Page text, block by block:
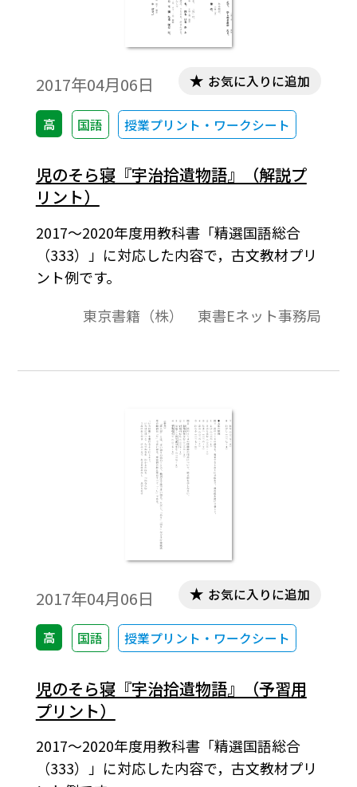
2017年04月06日
高 国語 授業プリント・ワークシート
お気に入りに追加
児のそら寝『宇治拾遺物語』（解説プ
リント）
2017～2020年度用教科書「精選国語総合
（333）」に対応した内容で，古文教材プリ
ント例です。
東京書籍（株） 東書Eネット事務局
2017年04月06日
高 国語 授業プリント・ワークシート
お気に入りに追加
児のそら寝『宇治拾遺物語』（予習用
プリント）
2017～2020年度用教科書「精選国語総合
（333）」に対応した内容で，古文教材プリ